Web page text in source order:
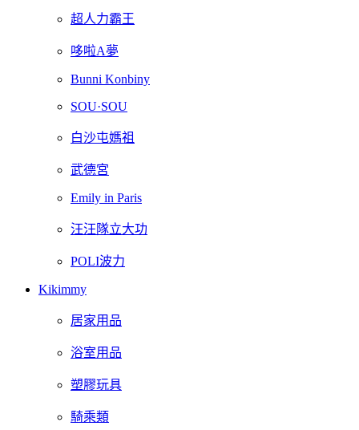
超人力霸王
哆啦A夢
Bunni Konbiny
SOU·SOU
白沙屯媽祖
武德宮
Emily in Paris
汪汪隊立大功
POLI波力
Kikimmy
居家用品
浴室用品
塑膠玩具
騎乘類